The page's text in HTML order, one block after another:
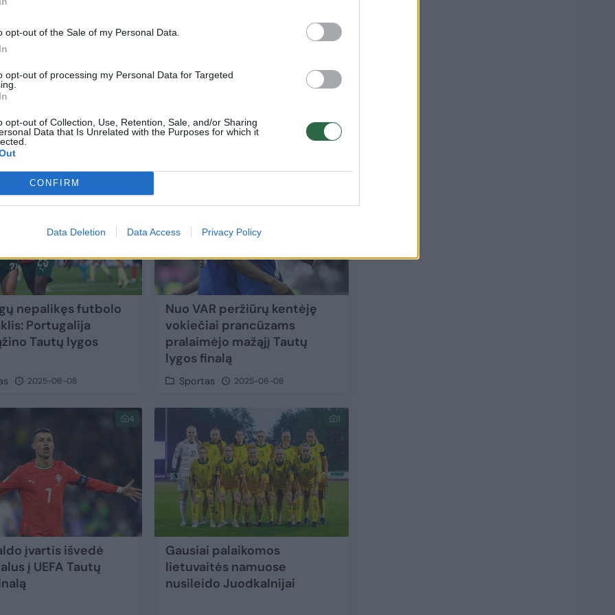
opt-out of the Sale of my Personal Data.
opt-out of processing my Personal Data for Targeted
opt-out of Collection, Use, Retention, Sale, and/or Sharing
Data that Is Unrelated with the Purposes for which it
CONFIRM
Data Deletion Data Access Privacy Policy
– Tautų lygos finalo metu žuvo žmogus
Sportas
nepalikęs futbolo
Portugalija
Tautų lygos
2025-06-08
Nuo VAR peržiūrų kentėję
vokiečiai prancūzams
pralaimėjo mažąjį Tautų
lygos finalą
Sportas 2025-06-08
4
įvartis išvedė
į UEFA Tautų
1
Gausiai palaikomos
lietuvaitės namuose
nusileido Juodkalnijai